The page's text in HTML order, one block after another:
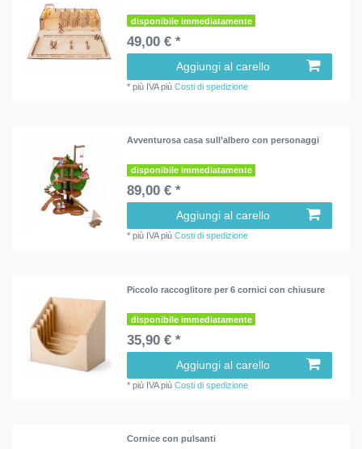
disponibile immediatamente
49,00 € *
Aggiungi al carello
*più IVApiùCosti di spedizione
Avventurosa casa sull’albero con personaggi
disponibile immediatamente
89,00 € *
Aggiungi al carello
*più IVApiùCosti di spedizione
Piccolo raccoglitore per 6 cornici con chiusure
disponibile immediatamente
35,90 € *
Aggiungi al carello
*più IVApiùCosti di spedizione
Cornice con pulsanti